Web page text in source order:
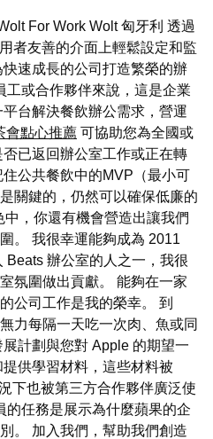
For Work Wolt 匈牙利 透過
者友善的介面上輕鬆設定和監
速成長的公司打造繁榮的辦
工或合作夥伴來說，這是企業
台解決餐飲辦公需求，營運
會點心推薦 可協助您為全國或
已返回辦公室工作或正在轉
公共餐飲中的MVP（最小可
關鍵的，仍然可以確保低廉的
，你還有機會營造出讓我們
。 我很幸運能夠成為 2011
Beats 辦公室的人之一，我很
氛圍做出貢獻。 能夠在一家
公司工作是我的榮幸。 到
力每隔一天吃一次肉、魚或同
計劃與您對 Apple 的期望一
供學習材料，這些材料被
下也被第三方合作夥伴廣泛使
的任務是展示為什麼蘋果的企
。 加入我們，幫助我們創造